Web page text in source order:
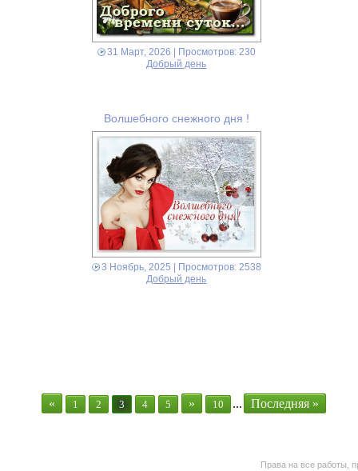
31 Март, 2026 | Просмотров: 230
Добрый день
Волшебного снежного дня !
3 Ноябрь, 2025 | Просмотров: 2538
Добрый день
« 1 2 3 4 5 » 10 ... Последняя »
Права на все работы,